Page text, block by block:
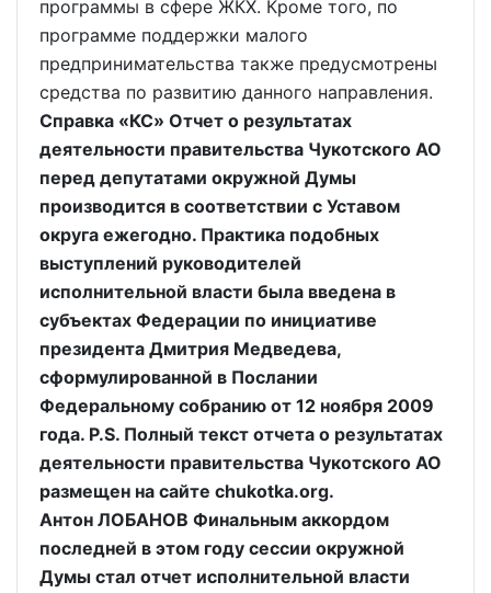
программы в сфере ЖКХ. Кроме того, по
программе поддержки малого
предпринимательства также предусмотрены
средства по развитию данного направления.
Справка «КС» Отчет о результатах
деятельности правительства Чукотского АО
перед депутатами окружной Думы
производится в соответствии с Уставом
округа ежегодно. Практика подобных
выступлений руководителей
исполнительной власти была введена в
субъектах Федерации по инициативе
президента Дмитрия Медведева,
сформулированной в Послании
Федеральному собранию от 12 ноября 2009
года. P.S. Полный текст отчета о результатах
деятельности правительства Чукотского АО
размещен на сайте chukotka.org.
Антон ЛОБАНОВ Финальным аккордом
последней в этом году сессии окружной
Думы стал отчет исполнительной власти